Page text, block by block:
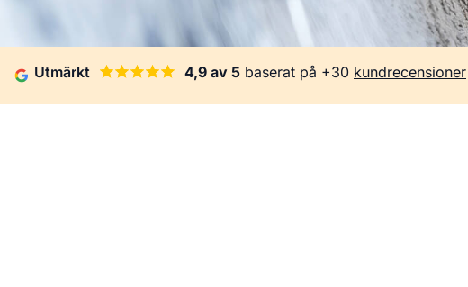
Utmärkt 4,9 av 5 baserat på +30 kundrecensioner